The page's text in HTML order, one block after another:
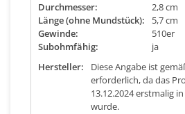
Durchmesser:
2,8 cm
Länge (ohne Mundstück):
5,7 cm
Gewinde:
510er
Subohmfähig:
ja
Hersteller:
Diese Angabe ist
erforderlich, da das
13.12.2024 erstmalig
wurde.